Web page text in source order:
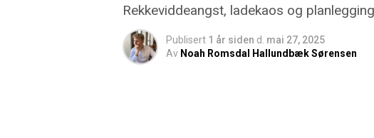
Rekkeviddeangst, ladekaos og
Publisert 1 år siden d. mai 27, 2025
Av Noah Romsdal Hallundbæk Sørensen